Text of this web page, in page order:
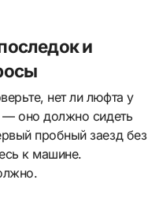
и
нет ли люфта у
— оно должно сидеть
пробный заезд без
к машине.